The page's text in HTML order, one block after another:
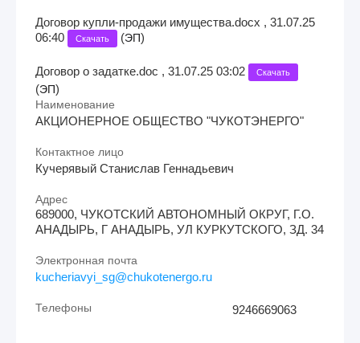
Договор купли-продажи имущества.docx , 31.07.25
06:40
Скачать (ЭП)
Договор о задатке.doc , 31.07.25 03:02 Скачать
(ЭП)
Наименование
АКЦИОНЕРНОЕ ОБЩЕСТВО "ЧУКОТЭНЕРГО"
Контактное лицо
Кучерявый Станислав Геннадьевич
Адрес
689000, ЧУКОТСКИЙ АВТОНОМНЫЙ ОКРУГ, Г.О.
АНАДЫРЬ, Г АНАДЫРЬ, УЛ КУРКУТСКОГО, ЗД. 34
Электронная почта
kucheriavyi_sg@chukotenergo.ru
Телефоны 9246669063